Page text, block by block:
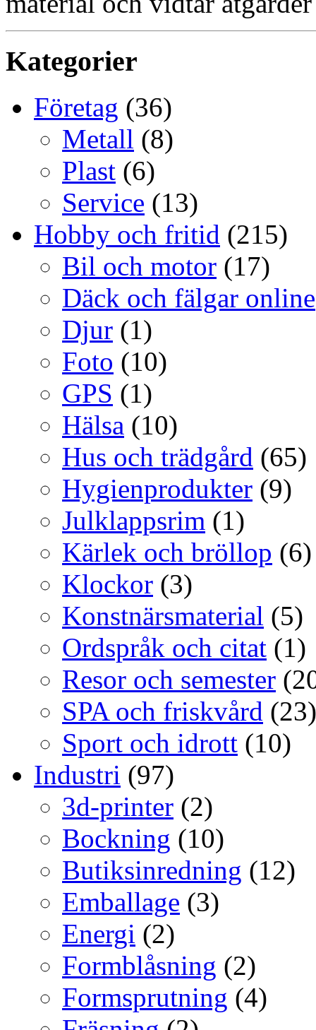
Kategorier
Företag (36)
Metall (8)
Plast (6)
Service (13)
Hobby och fritid (215)
Bil och motor (17)
Däck och fälgar online
Djur (1)
Foto (10)
GPS (1)
Hälsa (10)
Hus och trädgård (65)
Hygienprodukter (9)
Julklappsrim (1)
Kärlek och bröllop (6)
Klockor (3)
Konstnärsmaterial (5)
Ordspråk och citat (1)
Resor och semester
SPA och friskvård (23)
Sport och idrott (10)
Industri (97)
3d-printer (2)
Bockning (10)
Butiksinredning (12)
Emballage (3)
Energi (2)
Formblåsning (2)
Formsprutning (4)